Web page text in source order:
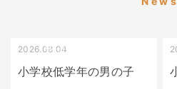
受け口（しゃくれている）
2026.08.04
小学校低学年の男の子